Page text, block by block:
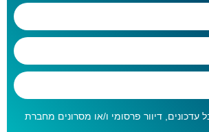
עדכונים, דיוור פרסומי ו/או מסרונים מחברת